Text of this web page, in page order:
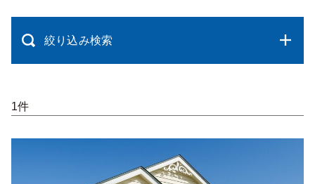
絞り込み検索
1件